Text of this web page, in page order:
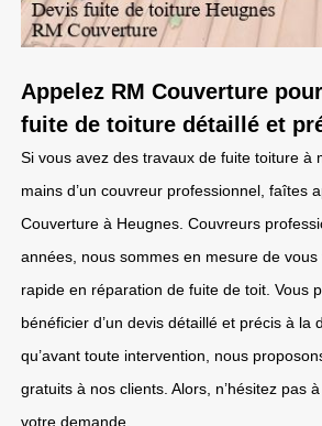
Appelez RM Couverture
fuite de toiture détaillé et
Si vous avez des travaux de fuite toiture à
mains d’un couvreur professionnel, faîtes
Couverture à Heugnes. Couvreurs
années, nous sommes en mesure de
rapide en réparation de fuite de toit. Vous
bénéficier d’un devis détaillé et précis à la
qu’avant toute intervention, nous
gratuits à nos clients. Alors, n’hésitez pas
votre demande.